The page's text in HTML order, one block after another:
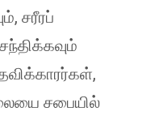
சரீரப்
சபையில்